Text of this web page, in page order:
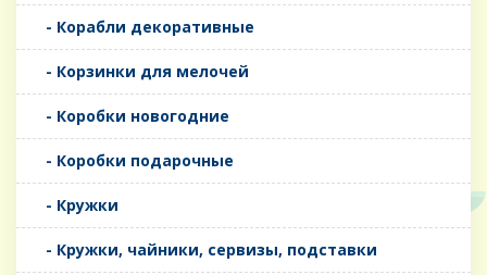
- Корабли декоративные
- Корзинки для мелочей
- Коробки новогодние
- Коробки подарочные
- Кружки
- Кружки, чайники, сервизы, подставки